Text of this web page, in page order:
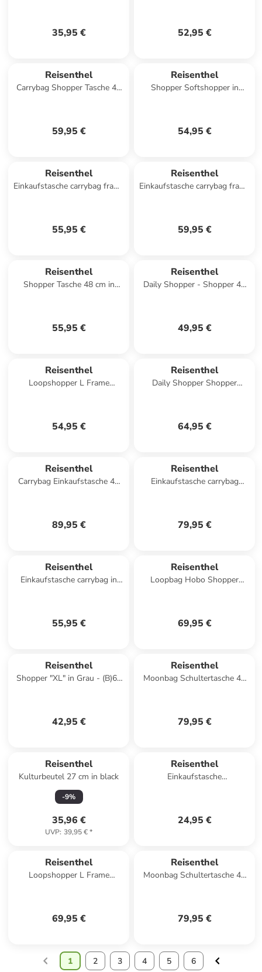
35,95 € 52,95 €
Reisenthel
Carrybag Shopper Tasche 48
59,95 €
Reisenthel
Shopper Softshopper in
54,95 €
Reisenthel
Einkaufstasche carrybag frame
55,95 €
Reisenthel
Einkaufstasche carrybag frame
59,95 €
Reisenthel
Shopper Tasche 48 cm in
55,95 €
Reisenthel
Daily Shopper - Shopper 42
49,95 €
Reisenthel
Loopshopper L Frame
54,95 €
Reisenthel
Daily Shopper Shopper
64,95 €
Reisenthel
Carrybag Einkaufstasche 48
89,95 €
Reisenthel
Einkaufstasche carrybag
79,95 €
Reisenthel
Einkaufstasche carrybag in
55,95 €
Reisenthel
Loopbag Hobo Shopper
69,95 €
Reisenthel
Shopper "XL" in Grau - (B)68
42,95 €
Reisenthel
Moonbag Schultertasche 48
79,95 €
Reisenthel
Kulturbeutel 27 cm in black
-9%
35,96 €
UVP: 39,95 €*
Reisenthel
Einkaufstasche
24,95 €
Reisenthel
Loopshopper L Frame
69,95 €
Reisenthel
Moonbag Schultertasche 48
79,95 €
1 2 3 4 5 6